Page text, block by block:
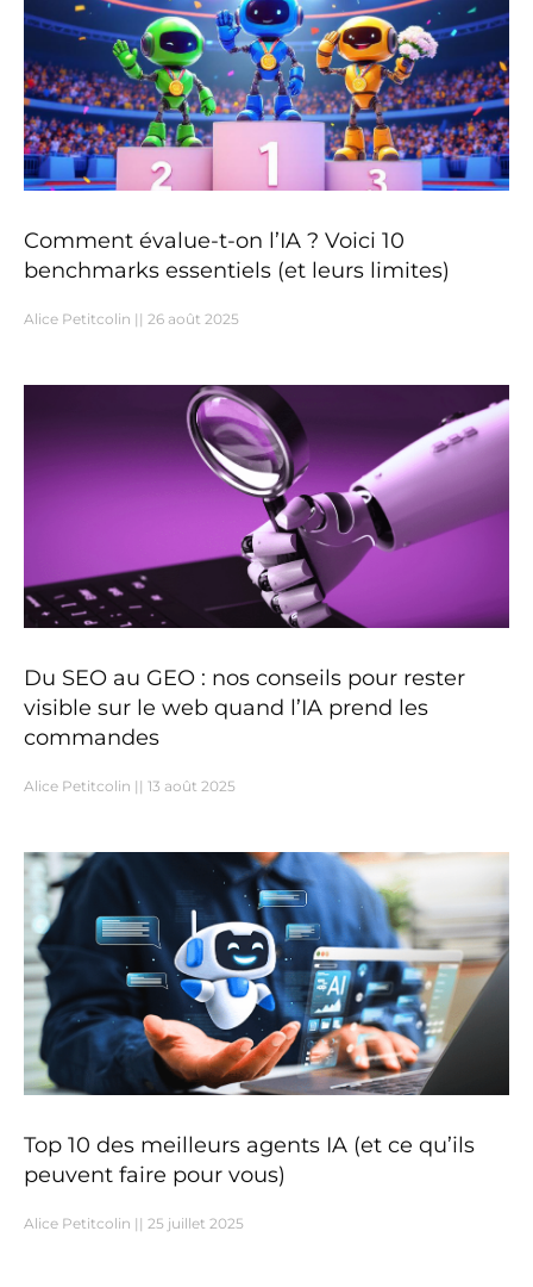
Comment évalue-t-on l’IA ? Voici 10
benchmarks essentiels (et leurs limites)
Alice Petitcolin 26 août 2025
Du SEO au GEO : nos conseils pour rester
visible sur le web quand l’IA prend les
commandes
Alice Petitcolin 13 août 2025
Top 10 des meilleurs agents IA (et ce qu’ils
peuvent faire pour vous)
Alice Petitcolin 25 juillet 2025